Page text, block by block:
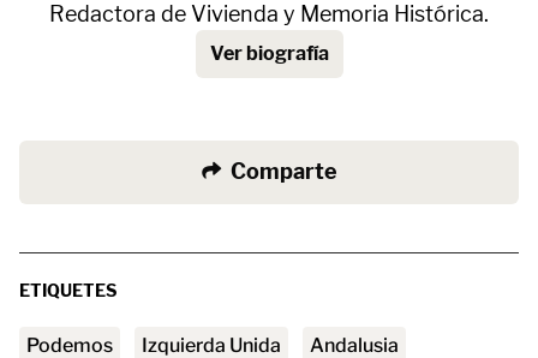
Redactora de Vivienda y Memoria Histórica.
Ver biografía
Comparte
ETIQUETES
Podemos Izquierda Unida Andalusia